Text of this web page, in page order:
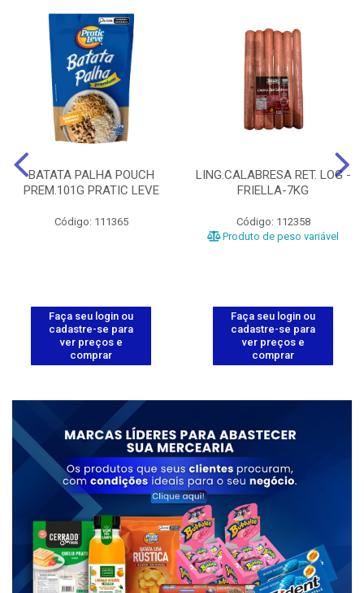
BATATA PALHA POUCH
PREM.101G PRATIC LEVE
Código: 111365
Faça seu login ou
cadastre-se para
ver preços e
comprar
LING.CALABRESA RET. LOG -
FRIELLA-7KG
Código: 112358
Produto de peso variável
Faça seu login ou
cadastre-se para
ver preços e
comprar